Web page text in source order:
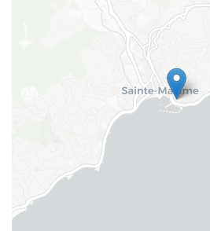
cette page sous « Important ».
Permis de location: